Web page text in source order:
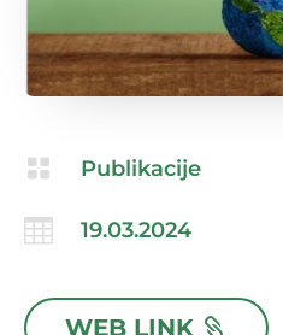
 Publikacije
 19.03.2024
WEB LINK